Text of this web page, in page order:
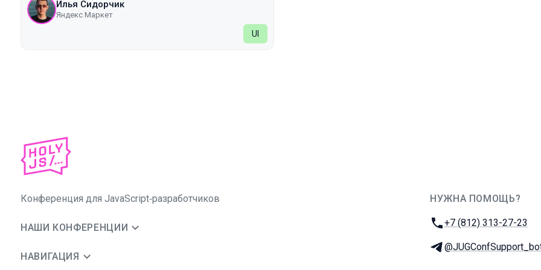
Илья Сидорчик
Яндекс Маркет
UI
Конференция для JavaScript‑разработчиков
НАШИ КОНФЕРЕНЦИИ
НАВИГАЦИЯ
НУЖНА ПОМОЩЬ?
Телефон:
+7 (812) 313-27-23
Телеграм: